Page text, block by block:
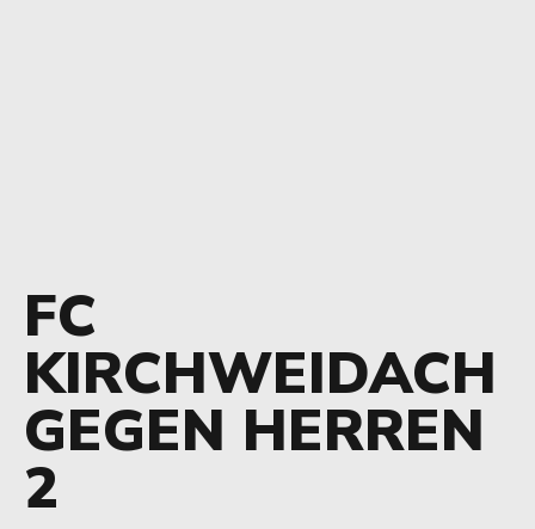
FC
KIRCHWEIDACH
GEGEN HERREN
2